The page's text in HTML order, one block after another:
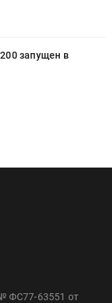
запущен в
ФС77-63551 от